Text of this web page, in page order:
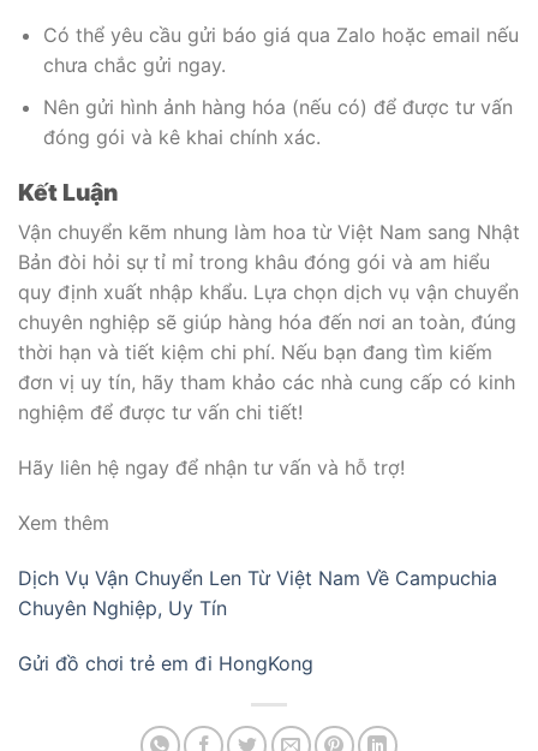
Có thể yêu cầu gửi báo giá qua Zalo hoặc email nếu
chưa chắc gửi ngay.
Nên gửi hình ảnh hàng hóa (nếu có) để được tư vấn
đóng gói và kê khai chính xác.
Kết Luận
Vận chuyển kẽm nhung làm hoa từ Việt Nam sang Nhật
Bản đòi hỏi sự tỉ mỉ trong khâu đóng gói và am hiểu
quy định xuất nhập khẩu. Lựa chọn dịch vụ vận chuyển
chuyên nghiệp sẽ giúp hàng hóa đến nơi an toàn, đúng
thời hạn và tiết kiệm chi phí. Nếu bạn đang tìm kiếm
đơn vị uy tín, hãy tham khảo các nhà cung cấp có kinh
nghiệm để được tư vấn chi tiết!
Hãy liên hệ ngay để nhận tư vấn và hỗ trợ!
Xem thêm
Dịch Vụ Vận Chuyển Len Từ Việt Nam Về Campuchia
Chuyên Nghiệp, Uy Tín
Gửi đồ chơi trẻ em đi HongKong